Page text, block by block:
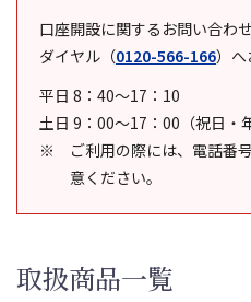
口座開設に関するお問い合わ
ダイヤル （0120-566-166） へ
平日 8：40～17：10
土日 9：00～17：00（祝日・
ご利用の際には、電話番
意ください。
取扱商品一覧